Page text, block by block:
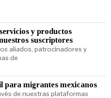
y productos
suscriptores
aliados, patrocinadores y
de
para migrantes mexicanos
de nuestras plataformas